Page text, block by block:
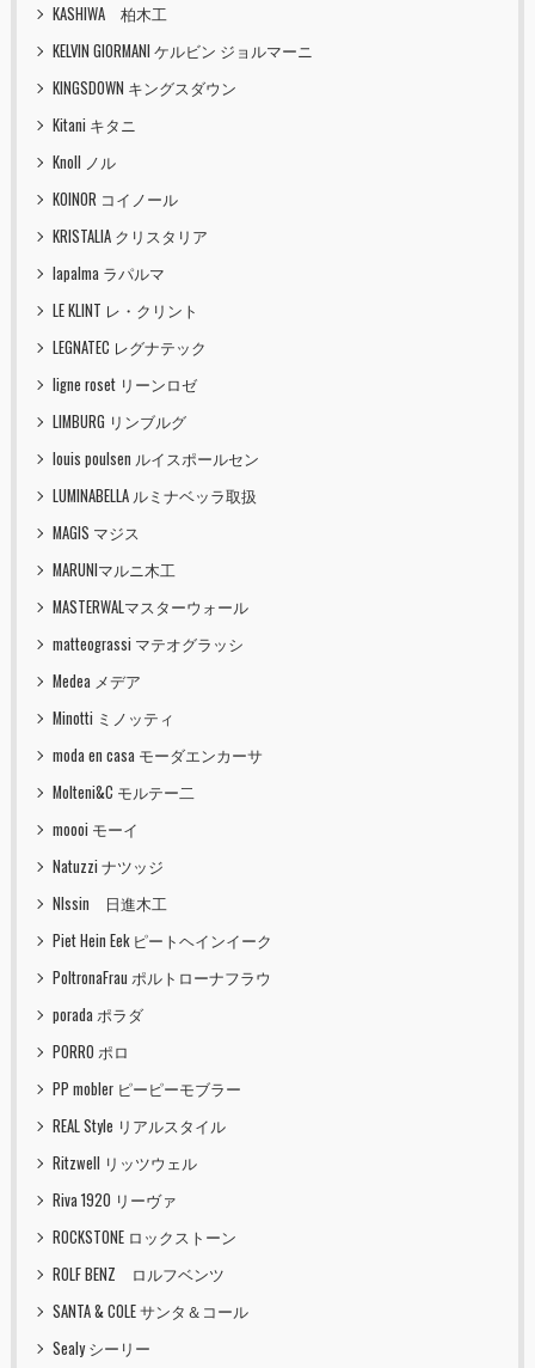
KASHIWA 柏木工
KELVIN GIORMANI ケルビン ジョルマーニ
KINGSDOWN キングスダウン
Kitani キタニ
Knoll ノル
KOINOR コイノール
KRISTALIA クリスタリア
lapalma ラパルマ
LE KLINT レ・クリント
LEGNATEC レグナテック
ligne roset リーンロゼ
LIMBURG リンブルグ
louis poulsen ルイスポールセン
LUMINABELLA ルミナベッラ取扱
MAGIS マジス
MARUNIマルニ木工
MASTERWALマスターウォール
matteograssi マテオグラッシ
Medea メデア
Minotti ミノッティ
moda en casa モーダエンカーサ
Molteni&C モルテー二
moooi モーイ
Natuzzi ナツッジ
NIssin 日進木工
Piet Hein Eek ピートヘインイーク
PoltronaFrau ポルトローナフラウ
porada ポラダ
PORRO ポロ
PP mobler ピーピーモブラー
REAL Style リアルスタイル
Ritzwell リッツウェル
Riva 1920 リーヴァ
ROCKSTONE ロックストーン
ROLF BENZ ロルフベンツ
SANTA & COLE サンタ＆コール
Sealy シーリー